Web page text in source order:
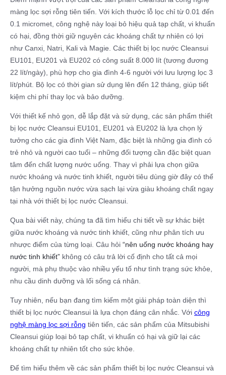
màng lọc sợi rỗng tiên tiến. Với kích thước lỗ lọc chỉ từ 0.01 đến
0.1 micromet, công nghệ này loại bỏ hiệu quả tạp chất, vi khuẩn
có hại, đồng thời giữ nguyên các khoáng chất tự nhiên có lợi
như Canxi, Natri, Kali và Magie. Các thiết bị lọc nước Cleansui
EU101, EU201 và EU202 có công suất 8.000 lít (tương đương
22 lít/ngày), phù hợp cho gia đình 4-6 người với lưu lượng lọc 3
lít/phút. Bộ lọc có thời gian sử dụng lên đến 12 tháng, giúp tiết
kiệm chi phí thay lọc và bảo dưỡng.
Với thiết kế nhỏ gọn, dễ lắp đặt và sử dụng, các sản phẩm thiết
bị lọc nước Cleansui EU101, EU201 và EU202 là lựa chọn lý
tưởng cho các gia đình Việt Nam, đặc biệt là những gia đình có
trẻ nhỏ và người cao tuổi – những đối tượng cần đặc biệt quan
tâm đến chất lượng nước uống. Thay vì phải lựa chọn giữa
nước khoáng và nước tinh khiết, người tiêu dùng giờ đây có thể
tận hưởng nguồn nước vừa sạch lại vừa giàu khoáng chất ngay
tại nhà với thiết bị lọc nước Cleansui.
Qua bài viết này, chúng ta đã tìm hiểu chi tiết về sự khác biệt
giữa nước khoáng và nước tinh khiết, cũng như phân tích ưu
nhược điểm của từng loại. Câu hỏi “nên uống nước khoáng hay
nước tinh khiết” không có câu trả lời cố định cho tất cả mọi
người, mà phụ thuộc vào nhiều yếu tố như tình trạng sức khỏe,
nhu cầu dinh dưỡng và lối sống cá nhân.
Tuy nhiên, nếu bạn đang tìm kiếm một giải pháp toàn diện thì
thiết bị lọc nước Cleansui là lựa chọn đáng cân nhắc. Với công
nghệ màng lọc sợi rỗng tiên tiến, các sản phẩm của Mitsubishi
Cleansui giúp loại bỏ tạp chất, vi khuẩn có hại và giữ lại các
khoáng chất tự nhiên tốt cho sức khỏe.
Để tìm hiểu thêm về các sản phẩm thiết bị lọc nước Cleansui và